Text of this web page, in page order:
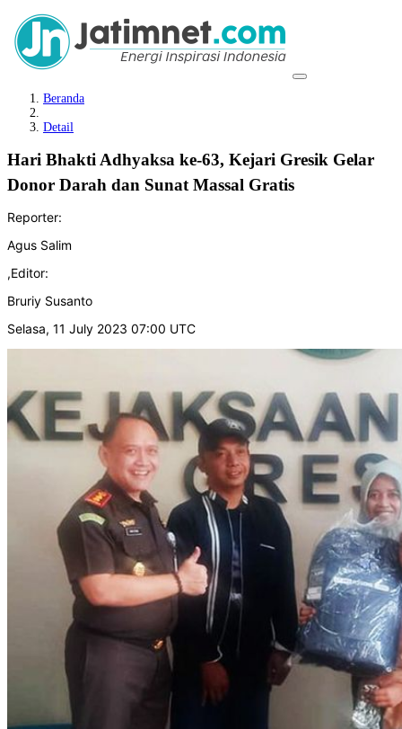
Beranda
Detail
Hari Bhakti Adhyaksa ke-63, Kejari Gresik Gelar
Donor Darah dan Sunat Massal Gratis
Reporter:
Agus Salim
,Editor:
Bruriy Susanto
Selasa, 11 July 2023 07:00 UTC